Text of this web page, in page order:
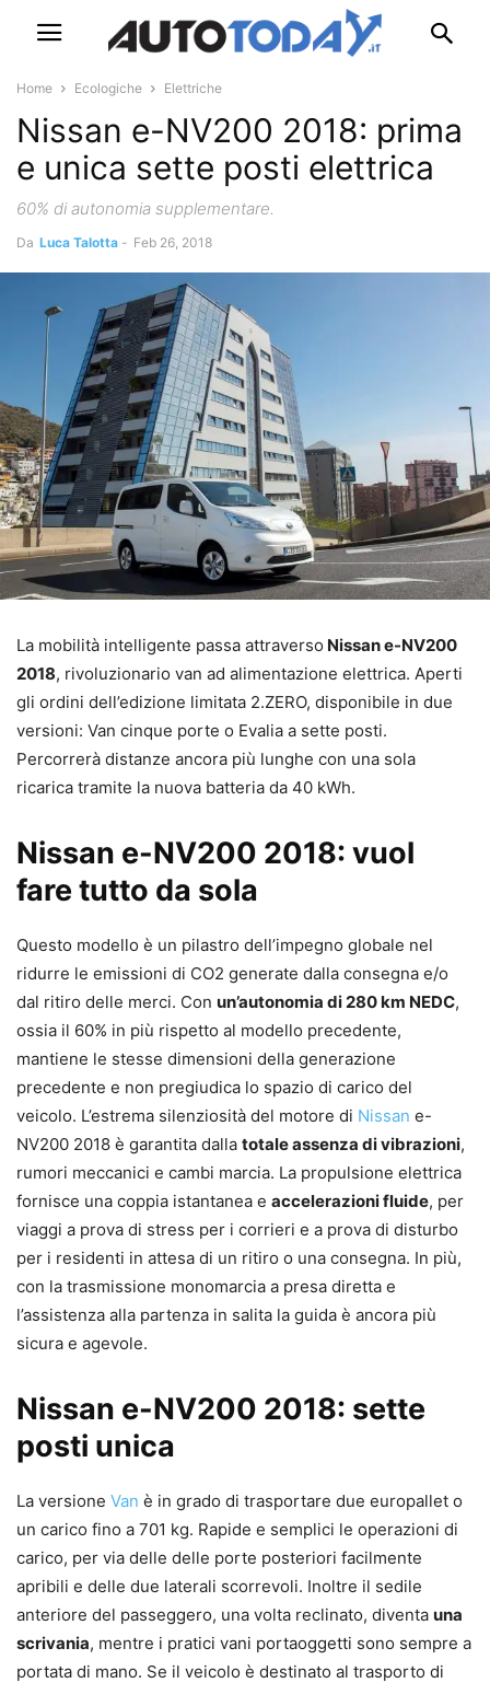
Home Ecologiche Elettriche
Nissan e-NV200 2018: prima
e unica sette posti elettrica
60% di autonomia supplementare.
Da Luca Talotta - Feb 26, 2018
La mobilità intelligente passa attraverso Nissan e-NV200
2018, rivoluzionario van ad alimentazione elettrica. Aperti
gli ordini dell’edizione limitata 2.ZERO, disponibile in due
versioni: Van cinque porte o Evalia a sette posti.
Percorrerà distanze ancora più lunghe con una sola
ricarica tramite la nuova batteria da 40 kWh.
Nissan e-NV200 2018: vuol
fare tutto da sola
Questo modello è un pilastro dell’impegno globale nel
ridurre le emissioni di CO2 generate dalla consegna e/o
dal ritiro delle merci. Con un’autonomia di 280 km NEDC,
ossia il 60% in più rispetto al modello precedente,
mantiene le stesse dimensioni della generazione
precedente e non pregiudica lo spazio di carico del
veicolo. L’estrema silenziosità del motore di Nissan e-
NV200 2018 è garantita dalla totale assenza di vibrazioni,
rumori meccanici e cambi marcia. La propulsione elettrica
fornisce una coppia istantanea e accelerazioni fluide, per
viaggi a prova di stress per i corrieri e a prova di disturbo
per i residenti in attesa di un ritiro o una consegna. In più,
con la trasmissione monomarcia a presa diretta e
l’assistenza alla partenza in salita la guida è ancora più
sicura e agevole.
Nissan e-NV200 2018: sette
posti unica
La versione Van è in grado di trasportare due europallet o
un carico fino a 701 kg. Rapide e semplici le operazioni di
carico, per via delle delle porte posteriori facilmente
apribili e delle due laterali scorrevoli. Inoltre il sedile
anteriore del passeggero, una volta reclinato, diventa una
scrivania, mentre i pratici vani portaoggetti sono sempre a
portata di mano. Se il veicolo è destinato al trasporto di